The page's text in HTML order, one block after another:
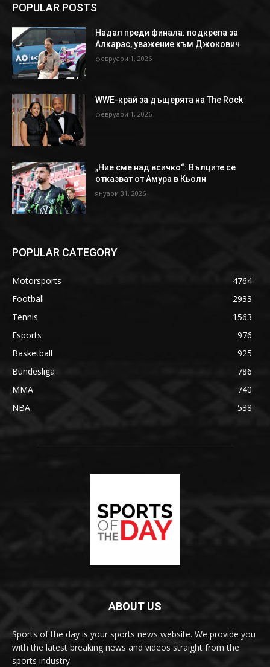
POPULAR POSTS
Надал преди финала: подкрепа за
Алкарас, уважение към Джокович
февруари 1, 2026
WWE-край за дъщерята на The Rock
февруари 1, 2026
„Ние сме над всичко“: Вълците се
отказват от Амура в Кьолн
януари 31, 2026
POPULAR CATEGORY
Motorsports
4764
Football
2933
Tennis
1563
Esports
976
Basketball
925
Bundesliga
786
MMA
740
NBA
538
ABOUT US
Sports of the day is your sports news website. We provide you
with the latest breaking news and videos straight from the
sports industry.